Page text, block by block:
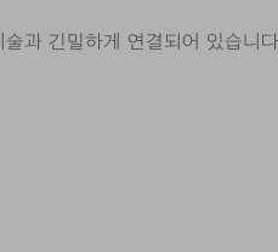
과 긴밀하게 연결되어 있습니